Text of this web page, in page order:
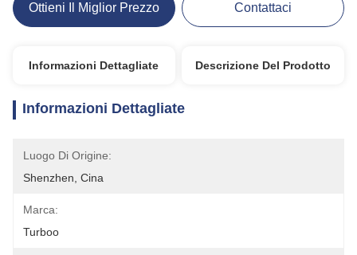
Ottieni Il Miglior Prezzo Contattaci
Informazioni Dettagliate Descrizione Del Prodotto
Informazioni Dettagliate
Luogo Di Origine:
Shenzhen, Cina
Marca:
Turboo